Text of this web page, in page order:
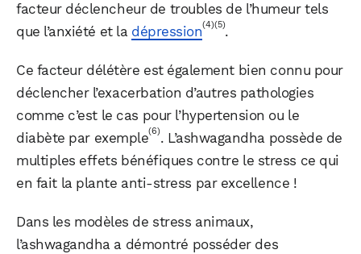
facteur déclencheur de troubles de l’humeur tels
que l’anxiété et la dépression(4)(5).
Ce facteur délétère est également bien connu pour
déclencher l’exacerbation d’autres pathologies
comme c’est le cas pour l’hypertension ou le
diabète par exemple(6). L’ashwagandha possède de
multiples effets bénéfiques contre le stress ce qui
en fait la plante anti-stress par excellence !
Dans les modèles de stress animaux,
l’ashwagandha a démontré posséder des